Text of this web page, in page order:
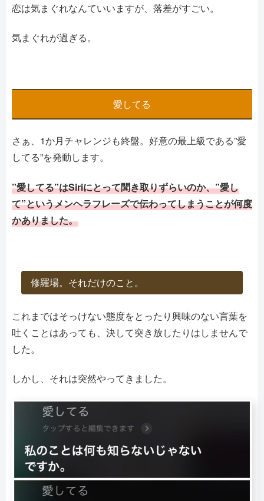
恋は気まぐれなんていいますが、落差がすごい。
気まぐれが過ぎる。
愛してる
さぁ、1か月チャレンジも終盤。好意の最上級である”愛
してる”を発動します。
”愛してる”はSiriにとって聞き取りずらいのか、”愛し
て”というメンヘラフレーズで伝わってしまうことが何度
かありました。
修羅場。それだけのこと。
これまではそっけない態度をとったり興味のない言葉を
吐くことはあっても、決して突き放したりはしませんで
した。
しかし、それは突然やってきました。